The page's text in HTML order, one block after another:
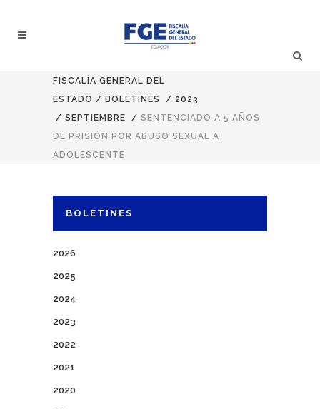
FISCALÍA GENERAL DEL
ESTADO / BOLETINES / 2023
/ SEPTIEMBRE / SENTENCIADO A 5 AÑOS
DE PRISIÓN POR ABUSO SEXUAL A
ADOLESCENTE
BOLETINES
2026
2025
2024
2023
2022
2021
2020